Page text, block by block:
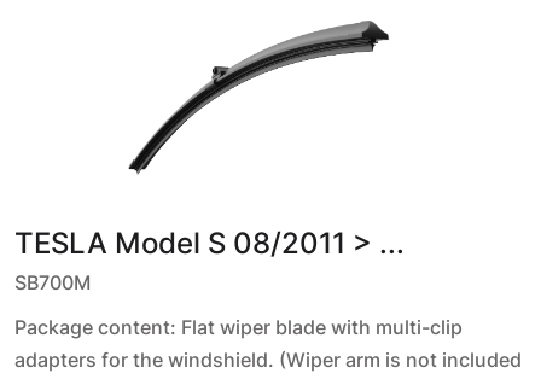
TESLA Model S 08/2011 > ...
SB700M
Package content: Flat wiper blade with multi-clip
adapters for the windshield. (Wiper arm is not included